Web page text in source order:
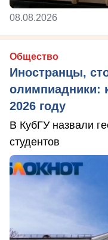
08.08.2026
Общество
Иностранцы,
олимпиадники:
2026 году
В КубГУ назвали
студентов